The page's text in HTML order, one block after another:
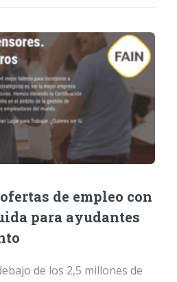
de empleo con
para ayudantes
de los 2,5 millones de